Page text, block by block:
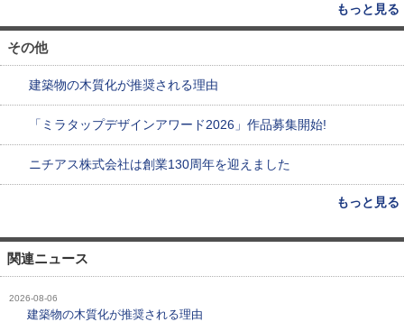
もっと見る
その他
建築物の木質化が推奨される理由
「ミラタップデザインアワード2026」作品募集開始!
ニチアス株式会社は創業130周年を迎えました
もっと見る
関連ニュース
2026-08-06
建築物の木質化が推奨される理由